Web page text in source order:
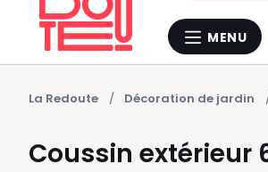
Menu
MENU
Les
La Redoute Décoration de jardin
Coussin extérieur